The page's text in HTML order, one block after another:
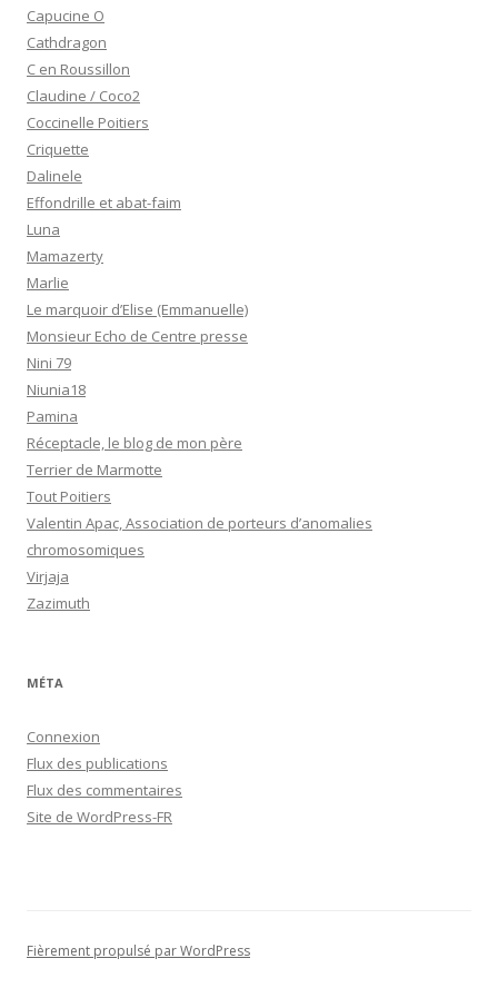
Capucine O
Cathdragon
C en Roussillon
Claudine / Coco2
Coccinelle Poitiers
Criquette
Dalinele
Effondrille et abat-faim
Luna
Mamazerty
Marlie
Le marquoir d’Elise (Emmanuelle)
Monsieur Echo de Centre presse
Nini 79
Niunia18
Pamina
Réceptacle, le blog de mon père
Terrier de Marmotte
Tout Poitiers
Valentin Apac, Association de porteurs d’anomalies
chromosomiques
Virjaja
Zazimuth
MÉTA
Connexion
Flux des publications
Flux des commentaires
Site de WordPress-FR
Fièrement propulsé par WordPress